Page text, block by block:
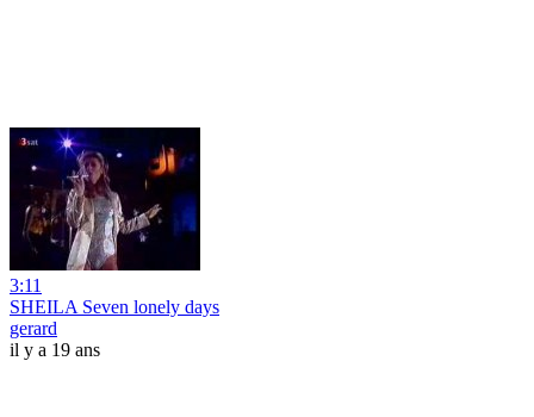
3:11
SHEILA Seven lonely days
gerard
il y a 19 ans